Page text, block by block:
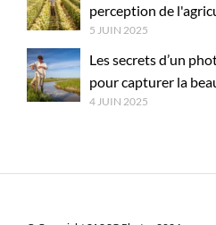
perception de
5 JUIN 2025
Les secrets d’un
pour capturer la
4 JUIN 2025